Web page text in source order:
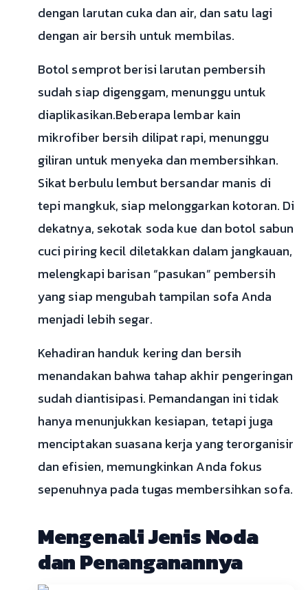
dengan larutan cuka dan air, dan satu lagi
dengan air bersih untuk membilas.
Botol semprot berisi larutan pembersih
sudah siap digenggam, menunggu untuk
diaplikasikan.Beberapa lembar kain
mikrofiber bersih dilipat rapi, menunggu
giliran untuk menyeka dan membersihkan.
Sikat berbulu lembut bersandar manis di
tepi mangkuk, siap melonggarkan kotoran. Di
dekatnya, sekotak soda kue dan botol sabun
cuci piring kecil diletakkan dalam jangkauan,
melengkapi barisan “pasukan” pembersih
yang siap mengubah tampilan sofa Anda
menjadi lebih segar.
Kehadiran handuk kering dan bersih
menandakan bahwa tahap akhir pengeringan
sudah diantisipasi. Pemandangan ini tidak
hanya menunjukkan kesiapan, tetapi juga
menciptakan suasana kerja yang terorganisir
dan efisien, memungkinkan Anda fokus
sepenuhnya pada tugas membersihkan sofa.
Mengenali Jenis Noda
dan Penanganannya